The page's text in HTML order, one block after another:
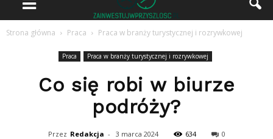
Strona główna Praca Praca w branży turystycznej i rozrywkowej
Praca Praca w branży turystycznej i rozrywkowej
Co się robi w biurze
podróży?
Przez Redakcja - 3 marca 2024 634 0